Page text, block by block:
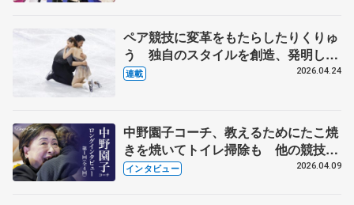
ペア競技に変革をもたらしたりくりゅ
う 独自のスタイルを創造、発明した
【引退発表後②】
連載 2026.04.24
中野園子コーチ、教えるためにたこ焼
きを焼いてトイレ掃除も 他の競技に
も通用するという坂本花織の筋肉
インタビュー 2026.04.09